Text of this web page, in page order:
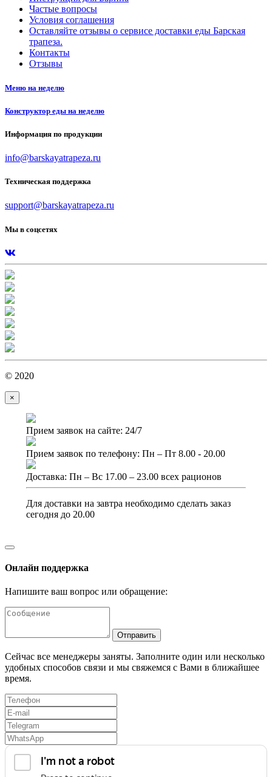
Частые вопросы
Условия соглашения
Оставляйте отзывы о сервисе доставки еды Барская
трапеза.
Контакты
Отзывы
Меню на неделю
Конструктор еды на неделю
Информация по продукции
info@barskayatrapeza.ru
Техническая поддержка
support@barskayatrapeza.ru
Мы в соцсетях
© 2020
×
Прием заявок на сайте: 24/7
Прием заявок по телефону: Пн – Пт 8.00 - 20.00
Доставка: Пн – Вс 17.00 – 23.00 всех рационов
Для доставки на завтра необходимо сделать заказ
сегодня до 20.00
Онлайн поддержка
Напишите ваш вопрос или обращение:
Отправить
Сейчас все менеджеры заняты. Заполните один или несколько
удобных способов связи и мы свяжемся с Вами в ближайшее
время.